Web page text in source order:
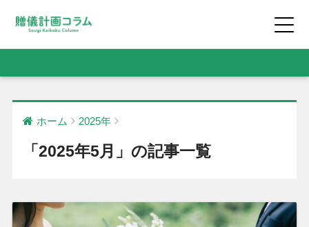
ホーム 2025年
「2025年5月」の記事一覧